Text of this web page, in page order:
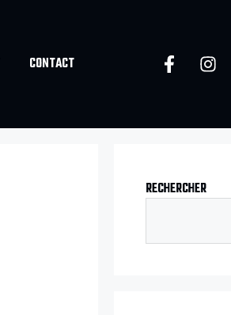
CONTACT
RECHERCHER